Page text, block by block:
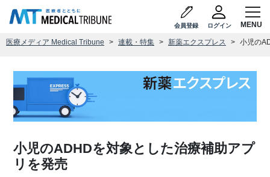
会員登録 ログイン
医療メディア Medical Tribune 連載・特集 新薬エクスプレス 小児の
小児のADHDを対象とした治療補助アプ
リを発売